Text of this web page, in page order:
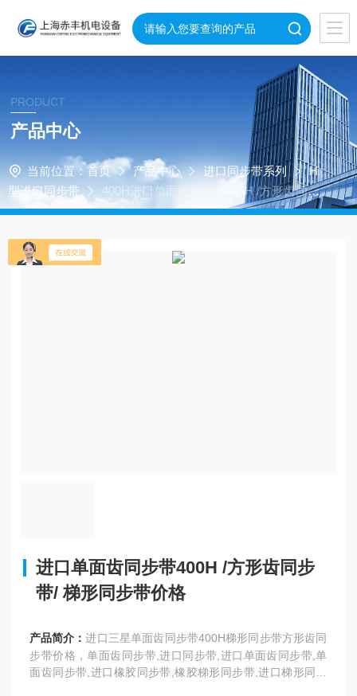
PRODUCT
产品中心
当前位置： 首页 产品中心 进口同步带系列
H
型进口同步带
400H进口单面齿同步带400H /方形齿同步
带/ 梯形同步带价格
进口单面齿同步带400H /方形齿同步
带/ 梯形同步带价格
产品简介：进口三星单面齿同步带400H梯形同步带方形齿同
步带价格，单面齿同步带,进口同步带,进口单面齿同步带,单
面齿同步带,进口橡胶同步带,橡胶梯形同步带,进口梯形同步